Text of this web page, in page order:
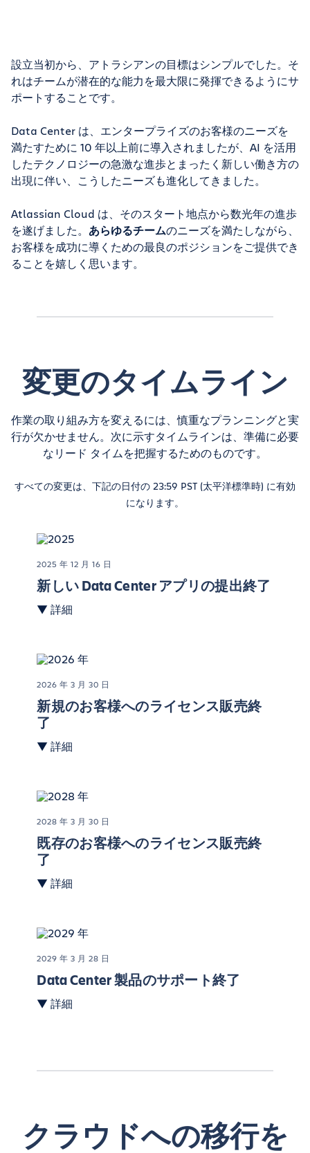
設立当初から、アトラシアンの目標はシンプルでした。そ
れはチームが潜在的な能力を最大限に発揮できるようにサ
ポートすることです。
Data Center は、エンタープライズのお客様のニーズを
満たすために 10 年以上前に導入されましたが、AI を活用
したテクノロジーの急激な進歩とまったく新しい働き方の
出現に伴い、こうしたニーズも進化してきました。
Atlassian Cloud は、そのスタート地点から数光年の進歩
を遂げました。 あらゆるチームのニーズを満たしながら、
お客様を成功に導くための最良のポジションをご提供でき
ることを嬉しく思います。
変更のタイムライン
作業の取り組み方を変えるには、慎重なプランニングと実
行が欠かせません。次に示すタイムラインは、準備に必要
なリード タイムを把握するためのものです。
すべての変更は、下記の日付の 23:59 PST (太平洋標準時) に有効
になります。
2025 年 12 月 16 日
新しい Data Center アプリの提出終了
▼ 詳細
2026 年 3 月 30 日
新規のお客様へのライセンス販売終
了
▼ 詳細
2028 年 3 月 30 日
既存のお客様へのライセンス販売終
了
▼ 詳細
2029 年 3 月 28 日
Data Center 製品のサポート終了
▼ 詳細
クラウドへの移行を